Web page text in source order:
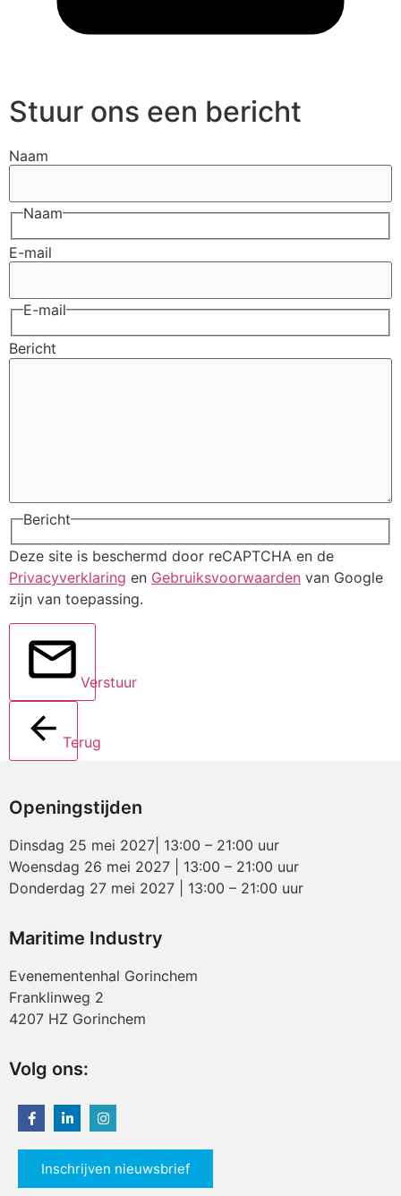
Stuur ons een bericht
Naam
Naam
E-mail
E-mail
Bericht
Bericht
Deze site is beschermd door reCAPTCHA en de
Privacyverklaring en Gebruiksvoorwaarden van Google
zijn van toepassing.
Verstuur
Terug
Openingstijden
Dinsdag 25 mei 2027| 13:00 – 21:00 uur
Woensdag 26 mei 2027 | 13:00 – 21:00 uur
Donderdag 27 mei 2027 | 13:00 – 21:00 uur
Maritime Industry
Evenementenhal Gorinchem
Franklinweg 2
4207 HZ Gorinchem
Volg ons:
Inschrijven nieuwsbrief